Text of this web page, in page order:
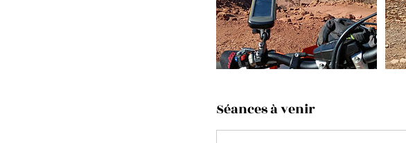
Séances à venir